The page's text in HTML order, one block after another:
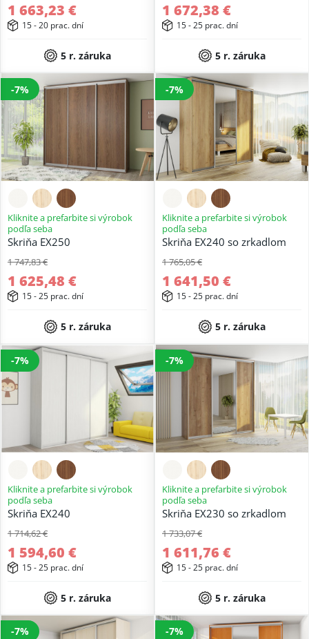
1 663,23 €
15 - 20 prac. dní
5 r. záruka
1 672,38 €
15 - 25 prac. dní
5 r. záruka
-7%
Kliknite a prefarbite si výrobok
podľa seba
Skriňa EX250
1 747,83 €
1 625,48 €
15 - 25 prac. dní
5 r. záruka
-7%
Kliknite a prefarbite si výrobok
podľa seba
Skriňa EX240 so zrkadlom
1 765,05 €
1 641,50 €
15 - 25 prac. dní
5 r. záruka
-7%
Kliknite a prefarbite si výrobok
podľa seba
Skriňa EX240
1 714,62 €
1 594,60 €
15 - 25 prac. dní
5 r. záruka
-7%
Kliknite a prefarbite si výrobok
podľa seba
Skriňa EX230 so zrkadlom
1 733,07 €
1 611,76 €
15 - 25 prac. dní
5 r. záruka
-7% -7%